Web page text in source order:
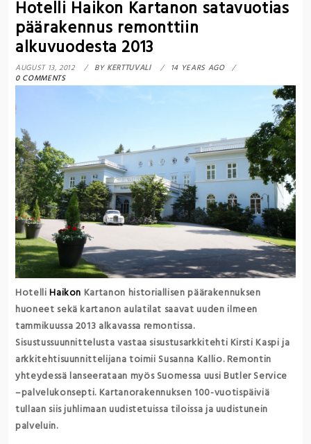
Hotelli Haikon Kartanon satavuotias
päärakennus remonttiin
alkuvuodesta 2013
AUGUST 13, 2012 BY KERTTUVALI
14 YEARS AGO
0 COMMENTS
HotelliHaikon Kartanon historiallisen päärakennuksen
huoneet sekä kartanon aulatilat saavat uuden ilmeen
tammikuussa 2013 alkavassa remontissa.
Sisustussuunnittelusta vastaa sisustusarkkitehti Kirsti Kaspi ja
arkkitehtisuunnittelijana toimii Susanna Kallio. Remontin
yhteydessä lanseerataan myös Suomessa uusi Butler Service
–palvelukonsepti. Kartanorakennuksen 100-vuotispäiviä
tullaan siis juhlimaan uudistetuissa tiloissa ja uudistunein
palveluin.